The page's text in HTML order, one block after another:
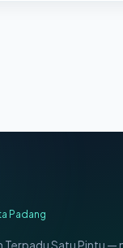
Padang
Terpadu Satu Pintu —